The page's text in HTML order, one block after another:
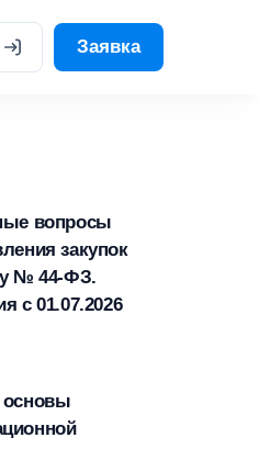
Заявка
вопросы
закупок
№ 44-ФЗ.
с 01.07.2026